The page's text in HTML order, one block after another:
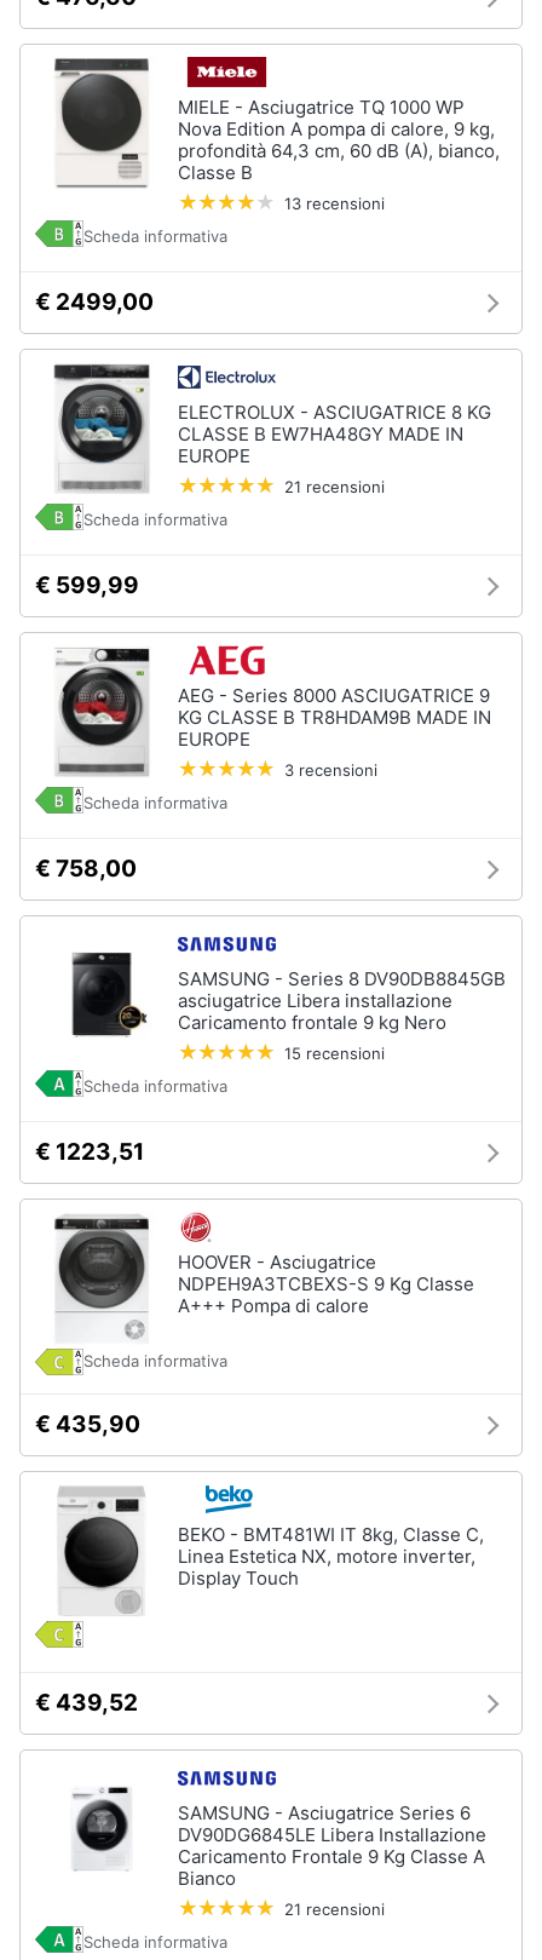
professionali
Friggitrice
professionale
Idropulitrice
professionale
Elettrodomestici
in
offerta
Frigoriferi
offerta
Lavatrici
offerta
offerta
Microonde
in
offerta
MIELE - Asciugatrice TQ 1000 WP
Nova Edition A pompa di calore, 9 kg,
profondità 64,3 cm, 60 dB (A), bianco,
Classe B
13 recensioni
Scheda informativa
€ 2499,00
ELECTROLUX - ASCIUGATRICE 8 KG
CLASSE B EW7HA48GY MADE IN
EUROPE
21 recensioni
Scheda informativa
€ 599,99
AEG - Series 8000 ASCIUGATRICE 9
KG CLASSE B TR8HDAM9B MADE IN
EUROPE
3 recensioni
Scheda informativa
€ 758,00
SAMSUNG - Series 8 DV90DB8845GB
asciugatrice Libera installazione
Caricamento frontale 9 kg Nero
15 recensioni
Scheda informativa
€ 1223,51
HOOVER - Asciugatrice
NDPEH9A3TCBEXS-S 9 Kg Classe
A+++ Pompa di calore
Scheda informativa
€ 435,90
BEKO - BMT481WI IT 8kg, Classe C,
Linea Estetica NX, motore inverter,
Display Touch
€ 439,52
SAMSUNG - Asciugatrice Series 6
DV90DG6845LE Libera Installazione
Caricamento Frontale 9 Kg Classe A
Bianco
21 recensioni
Scheda informativa